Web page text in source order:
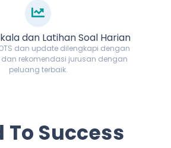
dan Latihan Soal Harian
dan update dilengkapi dengan
rekomendasi jurusan dengan
peluang terbaik.
To Success